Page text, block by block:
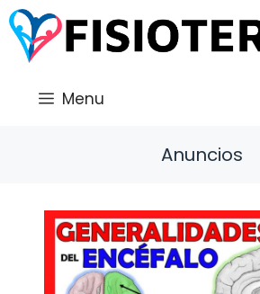
Saltar
al
contenido
Menu
Anuncios